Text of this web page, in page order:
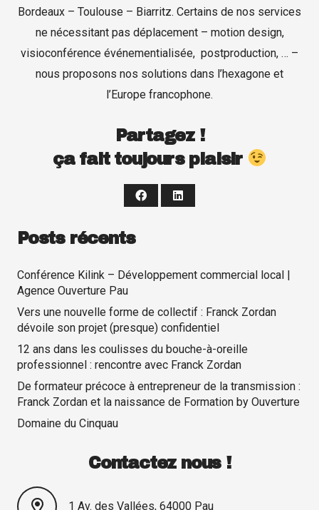
Production de films
Captation d’événements
Contact
Bordeaux – Toulouse – Biarritz. Certains de nos services
ne nécessitant pas déplacement – motion design,
visioconférence événementialisée, postproduction, … –
nous proposons nos solutions dans l’hexagone et
l’Europe francophone.
Partagez !
ça fait toujours plaisir
Posts récents
Conférence Kilink – Développement commercial local |
Agence Ouverture Pau
Vers une nouvelle forme de collectif : Franck Zordan
dévoile son projet (presque) confidentiel
12 ans dans les coulisses du bouche-à-oreille
professionnel : rencontre avec Franck Zordan
De formateur précoce à entrepreneur de la transmission :
Franck Zordan et la naissance de Formation by Ouverture
Domaine du Cinquau
Contactez nous !
1 Av. des Vallées, 64000 Pau